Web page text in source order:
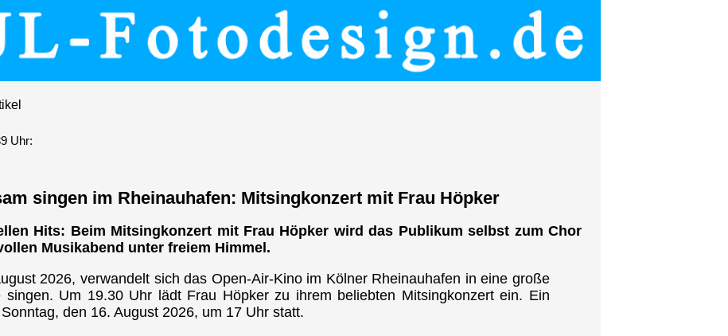
Uhr:
singen im Rheinauhafen: Mitsingkonzert mit Frau Höpker
Hits: Beim Mitsingkonzert mit Frau Höpker wird das Publikum selbst zum Chor
Musikabend unter freiem Himmel.
2026, verwandelt sich das Open-Air-Kino im Kölner Rheinauhafen in eine große
Um 19.30 Uhr lädt Frau Höpker zu ihrem beliebten Mitsingkonzert ein. Ein
den 16. August 2026, um 17 Uhr statt.